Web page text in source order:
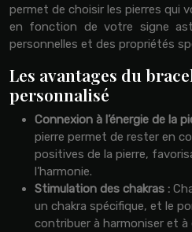
permet de choisir les pierres qui
en fonction de votre signe
personnelles et des propriétés
Les avantages du
personnalisé
Connexion à l’énergie de la
pierre permet de rester en
positives de la pierre,
l’harmonie.
Stimulation des chakras :
un chakra spécifique, et le
contribuer à harmoniser et à